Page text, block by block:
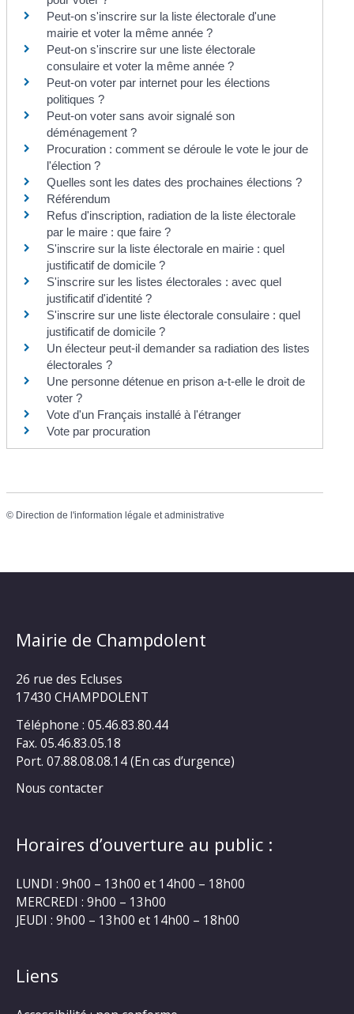
Peut-on s'inscrire sur la liste électorale d'une
mairie et voter la même année ?
Peut-on s'inscrire sur une liste électorale
consulaire et voter la même année ?
Peut-on voter par internet pour les élections
politiques ?
Peut-on voter sans avoir signalé son
déménagement ?
Procuration : comment se déroule le vote le jour de
l'élection ?
Quelles sont les dates des prochaines élections ?
Référendum
Refus d'inscription, radiation de la liste électorale
par le maire : que faire ?
S'inscrire sur la liste électorale en mairie : quel
justificatif de domicile ?
S'inscrire sur les listes électorales : avec quel
justificatif d'identité ?
S'inscrire sur une liste électorale consulaire : quel
justificatif de domicile ?
Un électeur peut-il demander sa radiation des listes
électorales ?
Une personne détenue en prison a-t-elle le droit de
voter ?
Vote d'un Français installé à l'étranger
Vote par procuration
© Direction de l'information légale et administrative
Mairie de Champdolent
26 rue des Ecluses
17430 CHAMPDOLENT
Téléphone : 05.46.83.80.44
Fax. 05.46.83.05.18
Port. 07.88.08.08.14 (En cas d’urgence)
Nous contacter
Horaires d’ouverture au public :
LUNDI : 9h00 – 13h00 et 14h00 – 18h00
MERCREDI : 9h00 – 13h00
JEUDI : 9h00 – 13h00 et 14h00 – 18h00
Liens